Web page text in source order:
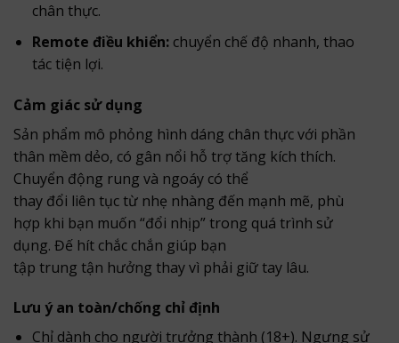
chân thực.
Remote điều khiển:chuyển chế độ nhanh, thao
tác tiện lợi.
Cảm giác sử dụng
Sản phẩm mô phỏng hình dáng chân thực với phần
thân mềm dẻo, có gân nổi hỗ trợ tăng kích thích.
Chuyển động rung và ngoáy có thể
thay đổi liên tục từ nhẹ nhàng đến mạnh mẽ, phù
hợp khi bạn muốn “đổi nhịp” trong quá trình sử
dụng. Đế hít chắc chắn giúp bạn
tập trung tận hưởng thay vì phải giữ tay lâu.
Lưu ý an toàn/chống chỉ định
Chỉ dành cho người trưởng thành (18+). Ngưng sử